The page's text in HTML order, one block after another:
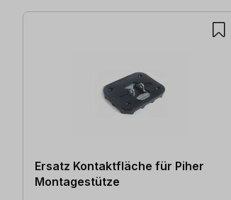
Ersatz Kontaktfläche für Piher
Montagestütze